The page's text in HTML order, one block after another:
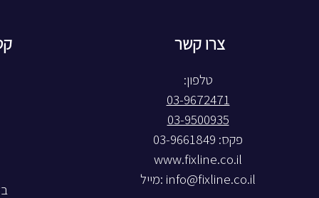
צרו קשר
טלפון:
03-9672471
03-9500935
פקס: 03-9661849
www.fixline.co.il
info@fixline.co.il :מייל